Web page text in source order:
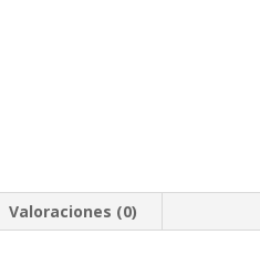
Valoraciones (0)